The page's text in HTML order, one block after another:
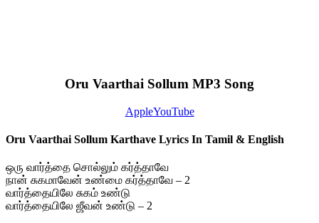
Oru Vaarthai Sollum MP3 Song
AppleYouTube
Oru Vaarthai Sollum Karthave Lyrics In Tamil & English
ஒரு வார்த்தை சொல்லும் கர்த்தாவே
நான் சுகமாவேன் உண்மை கர்த்தாவே – 2
வார்த்தையிலே சுகம் உண்டு
வார்த்தையிலே ஜீவன் உண்டு – 2